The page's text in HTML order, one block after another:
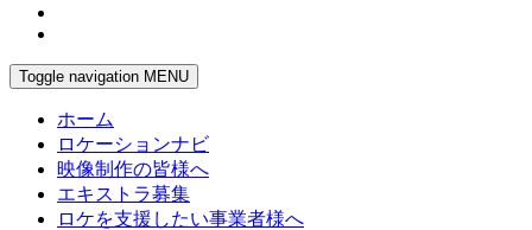
Toggle navigation MENU
ホーム
ロケーションナビ
映像制作の皆様へ
エキストラ募集
ロケを支援したい事業者様へ